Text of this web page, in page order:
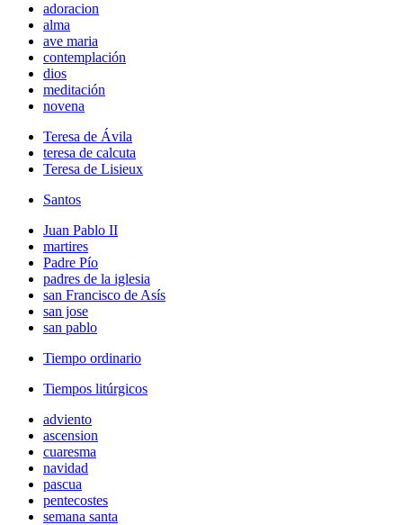
adoracion
alma
ave maria
contemplación
dios
meditación
novena
Teresa de Ávila
teresa de calcuta
Teresa de Lisieux
Santos
Juan Pablo II
martires
Padre Pío
padres de la iglesia
san Francisco de Asís
san jose
san pablo
Tiempo ordinario
Tiempos litúrgicos
adviento
ascension
cuaresma
navidad
pascua
pentecostes
semana santa